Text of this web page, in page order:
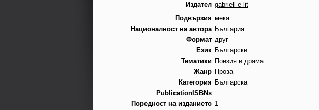
Издател gabriell-e-lit
Подвързия мека
Националност на автора България
Формат друг
Език Български
Тематики Поезия и драма
Жанр Проза
Категория Българска
PublicationISBNs
Поредност на изданието 1